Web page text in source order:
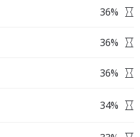
36%
36%
36%
34%